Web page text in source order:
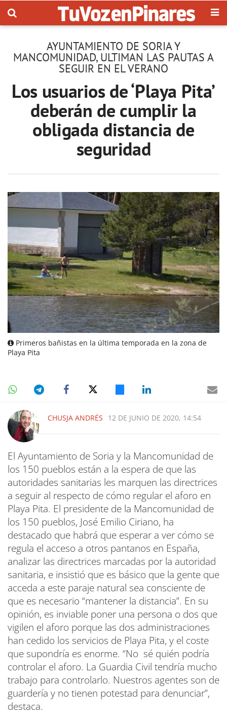
AYUNTAMIENTO DE SORIA Y
MANCOMUNIDAD, ULTIMAN LAS PAUTAS A
SEGUIR EN EL VERANO
Los usuarios de ‘Playa Pita’
deberán de cumplir la
obligada distancia de
seguridad
Primeros bañistas en la última temporada en la zona de
Playa Pita
CHUSJA ANDRÉS 12 DE JUNIO DE 2020, 14:54
El Ayuntamiento de Soria y la Mancomunidad de
los 150 pueblos están a la espera de que las
autoridades sanitarias les marquen las directrices
a seguir al respecto de cómo regular el aforo en
Playa Pita. El presidente de la Mancomunidad de
los 150 pueblos, José Emilio Ciriano, ha
destacado que habrá que esperar a ver cómo se
regula el acceso a otros pantanos en España,
analizar las directrices marcadas por la autoridad
sanitaria, e insistió que es básico que la gente que
acceda a este paraje natural sea consciente de
que es necesario “mantener la distancia”. En su
opinión, es inviable poner una persona o dos que
vigilen el aforo porque las dos administraciones
han cedido los servicios de Playa Pita, y el coste
que supondría es enorme. “No sé quién podría
controlar el aforo. La Guardia Civil tendría mucho
trabajo para controlarlo. Nuestros agentes son de
guardería y no tienen potestad para denunciar”,
destaca.